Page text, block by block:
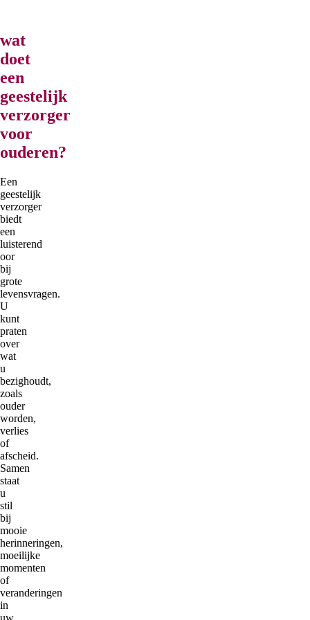
wat
doet
een
geestelijk
verzorger
voor
ouderen?
Een
geestelijk
verzorger
biedt
een
luisterend
oor
bij
grote
levensvragen.
U
kunt
praten
over
wat
u
bezighoudt,
zoals
ouder
worden,
verlies
of
afscheid.
Samen
staat
u
stil
bij
mooie
herinneringen,
moeilijke
momenten
of
veranderingen
in
uw